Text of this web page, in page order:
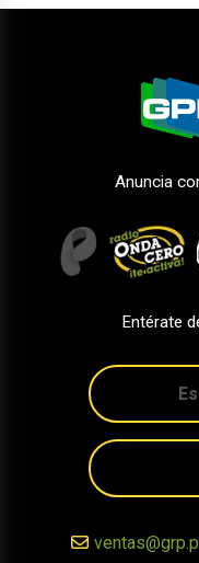
Anuncia
Entérate